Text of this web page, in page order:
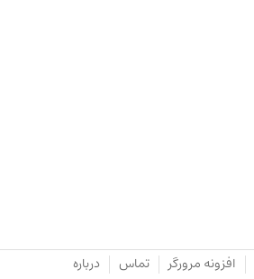
افزونه مرورگر تماس درباره